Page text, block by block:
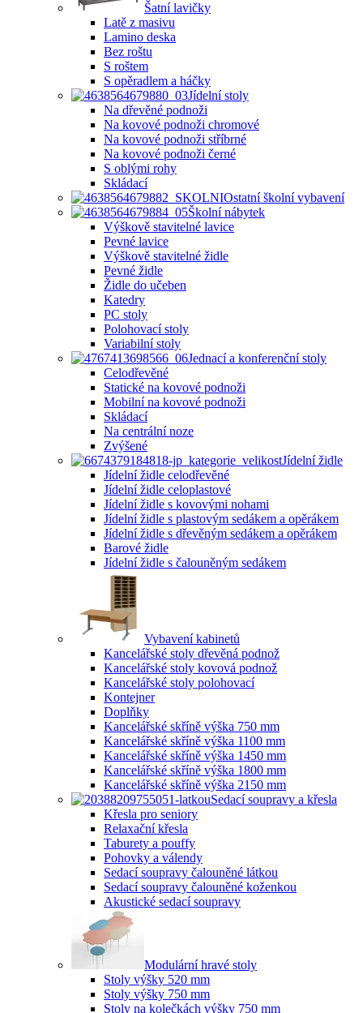
Šatní lavičky
Latě z masivu
Lamino deska
Bez roštu
S roštem
S opěradlem a háčky
Jídelní stoly
Na dřevěné podnoži
Na kovové podnoži chromové
Na kovové podnoži stříbrné
Na kovové podnoži černé
S oblými rohy
Skládací
Ostatní školní vybavení
Školní nábytek
Výškově stavitelné lavice
Pevné lavice
Výškově stavitelné židle
Pevné židle
Židle do učeben
Katedry
PC stoly
Polohovací stoly
Variabilní stoly
Jednací a konferenční stoly
Celodřevěné
Statické na kovové podnoži
Mobilní na kovové podnoži
Skládací
Na centrální noze
Zvýšené
Jídelní židle
Jídelní židle celodřevěné
Jídelní židle celoplastové
Jídelní židle s kovovými nohami
Jídelní židle s plastovým sedákem a opěrákem
Jídelní židle s dřevěným sedákem a opěrákem
Barové židle
Jídelní židle s čalouněným sedákem
Vybavení kabinetů
Kancelářské stoly dřevěná podnož
Kancelářské stoly kovová podnož
Kancelářské stoly polohovací
Kontejner
Doplňky
Kancelářské skříně výška 750 mm
Kancelářské skříně výška 1100 mm
Kancelářské skříně výška 1450 mm
Kancelářské skříně výška 1800 mm
Kancelářské skříně výška 2150 mm
Sedací soupravy a křesla
Křesla pro seniory
Relaxační křesla
Taburety a pouffy
Pohovky a válendy
Sedací soupravy čalouněné látkou
Sedací soupravy čalouněné koženkou
Akustické sedací soupravy
Modulární hravé stoly
Stoly výšky 520 mm
Stoly výšky 750 mm
Stoly na kolečkách výšky 750 mm